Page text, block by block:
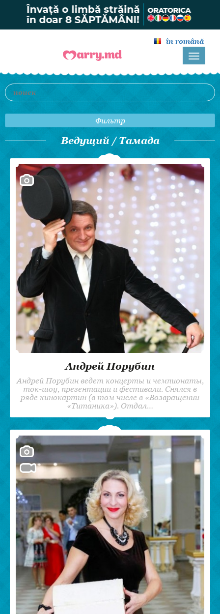
în română
Фильтр
Ведущий / Тамада
Андрей Порубин
Андрей Порубин ведет концерты и чемпионаты,
ток-шоу, презентации и фестивали. Снялся в
ряде кинокартин (в том числе в «Возвращении
«Титаника»). Отдал…